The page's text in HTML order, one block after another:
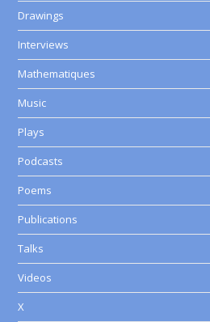
Drawings
Interviews
Mathematiques
Music
Plays
Podcasts
Poems
Publications
Talks
Videos
X